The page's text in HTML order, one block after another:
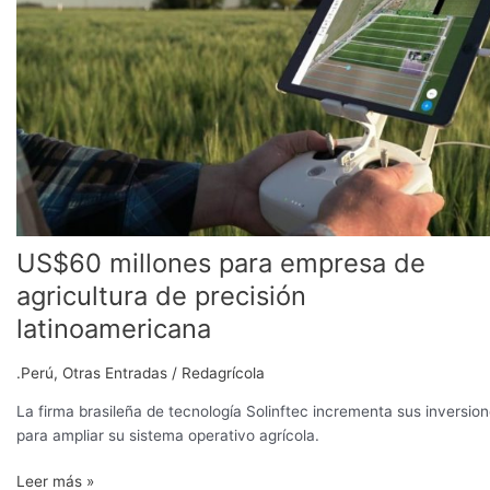
US$60 millones para empresa de
agricultura de precisión
latinoamericana
.Perú, Otras Entradas / Redagrícola
La firma brasileña de tecnología Solinftec incrementa sus
para ampliar su sistema operativo agrícola.
para
empresa
de
agricultura
de
precisión
latinoamericana
Leer más »